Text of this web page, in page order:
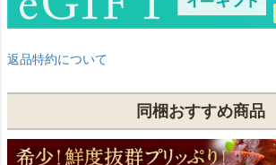
同梱おすすめ商品
返品特約について